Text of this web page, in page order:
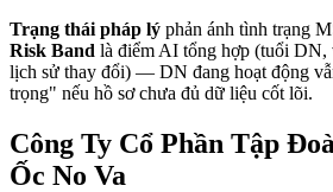
Trạng thái pháp lý phản ánh tình trạng
Risk Band là điểm AI tổng hợp (tuổi DN,
lịch sử thay đổi) — DN đang hoạt động
trọng" nếu hồ sơ chưa đủ dữ liệu cốt lõi.
Công Ty Cổ Phần Tập
Ốc No Va